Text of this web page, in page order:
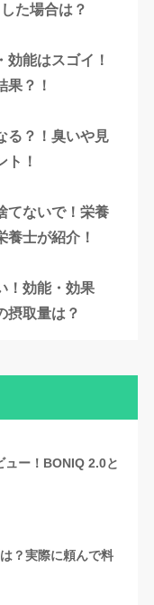
た場合は？
効能はスゴイ！
果？！
る？！臭いや見
ト！
てないで！栄養
養士が紹介！
！効能・効果
摂取量は？
ュー！BONIQ 2.0と
？実際に頼んで料